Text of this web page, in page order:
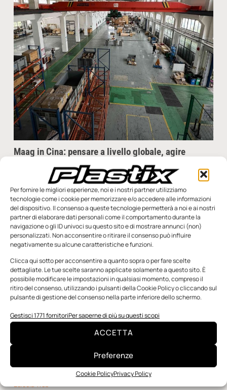
Per fornire le migliori esperienze, noi e i nostri partner utilizziamo
tecnologie come i cookie per memorizzare e/o accedere alle informazioni
del dispositivo. Il consenso a queste tecnologie permetterà a noi e ai nostri
partner di elaborare dati personali come il comportamento durante la
navigazione o gli ID univoci su questo sito e di mostrare annunci (non)
personalizzati. Non acconsentire o ritirare il consenso può influire
negativamente su alcune caratteristiche e funzioni.
Clicca qui sotto per acconsentire a quanto sopra o per fare scelte
dettagliate. Le tue scelte saranno applicate solamente a questo sito. È
possibile modificare le impostazioni in qualsiasi momento, compreso il
ritiro del consenso, utilizzando i pulsanti della Cookie Policy o cliccando sul
pulsante di gestione del consenso nella parte inferiore dello schermo.
Gestisci 1771 fornitoriPer saperne di più su questi scopi
ACCETTA
Preferenze
Cookie PolicyPrivacy Policy
Maag in Cina: pensare a livello globale, agire
Con sede a Oberglatt, in Svizzera, ma con attività in tutto il
mondo, Maag Group ha recentemente intensificato la propria
strategia di vicinanza ai clienti
Redazione 19 Febbraio 2025
SFOGLIA LA RIVISTA
n.4 - Maggio 2026
Edicola Web